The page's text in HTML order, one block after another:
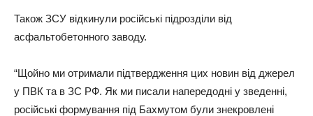
Також ЗСУ відкинули російські підрозділи від
асфальтобетонного заводу.
“Щойно ми отримали підтвердження цих новин від джерел
у ПВК та в ЗС РФ. Як ми писали напередодні у зведенні,
російські формування під Бахмутом були знекровлені